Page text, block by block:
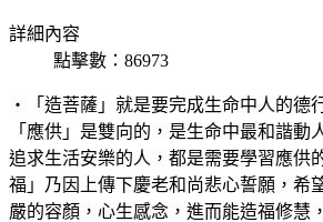
詳細內容
點擊數：86973
‧「造菩薩」就是要完成生命中人的德
「應供」是雙向的，是生命中最和諧動
追求生活安樂的人，都是需要學習應供
福」乃因上傳下慶老和尚悲心誓願，希
嚴的容顏，心生感念，進而能造福修慧